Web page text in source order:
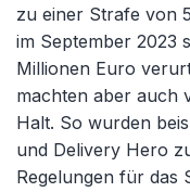
zu einer Strafe von
im September 2023
Millionen Euro
machten aber auch
Halt. So wurden
und Delivery Hero
Regelungen für das